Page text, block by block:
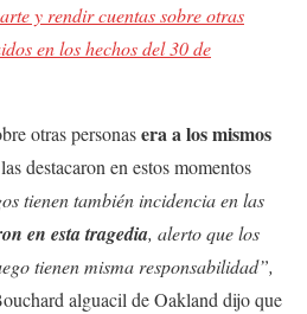
y rendir cuentas sobre otras
en los hechos del 30 de
otras personasera a los mismos
destacaron en estos momentos
tienen también incidencia en las
en esta tragedia, alerto que los
tienen misma responsabilidad”,
alguacil de Oakland dijo que